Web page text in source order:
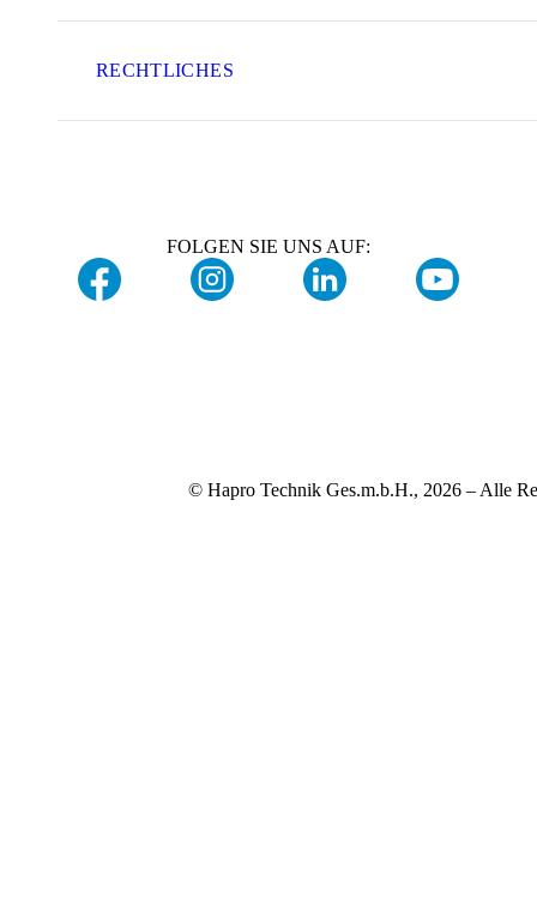
RECHTLICHES
FOLGEN SIE UNS AUF:
© Hapro Technik Ges.m.b.H., 2026 – Alle